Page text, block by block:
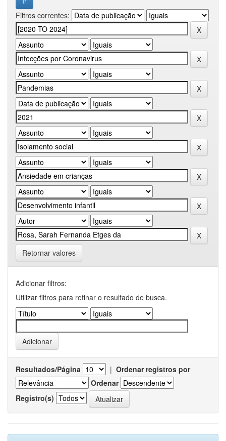
Filtros correntes:
Retornar valores
Adicionar filtros:
Utilizar filtros para refinar o resultado de busca.
Resultados/Página | Ordenar registros por
Ordenar
Registro(s)